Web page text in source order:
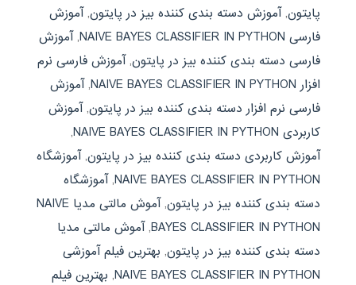
پایتون,آموزش دسته بندی کننده بیز در پایتون,آموزش
فارسی NAIVE BAYES CLASSIFIER IN PYTHON
,آموزش
فارسی دسته بندی کننده بیز در پایتون,آموزش فارسی نرم
افزار NAIVE BAYES CLASSIFIER IN PYTHON
,آموزش
فارسی نرم افزار دسته بندی کننده بیز در پایتون,آموزش
کاربردی NAIVE BAYES CLASSIFIER IN PYTHON
,
آموزش کاربردی دسته بندی کننده بیز در پایتون,آموزشگاه
NAIVE BAYES CLASSIFIER IN PYTHON
,آموزشگاه
دسته بندی کننده بیز در پایتون,
آموش مالتی مدیا NAIVE
BAYES CLASSIFIER IN PYTHON
,آموش مالتی مدیا
دسته بندی کننده بیز در پایتون, بهترین فیلم آموزشی
NAIVE BAYES CLASSIFIER IN PYTHON
, بهترین فیلم